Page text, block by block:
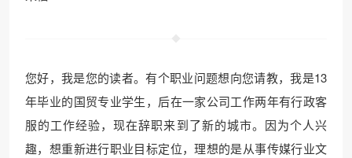
您好，我是您的读者。有个职业问题想向您请教，我是13
年毕业的国贸专业学生，后在一家公司工作两年有行政客
服的工作经验，现在辞职来到了新的城市。因为个人兴
趣，想重新进行职业目标定位，理想的是从事传媒行业文